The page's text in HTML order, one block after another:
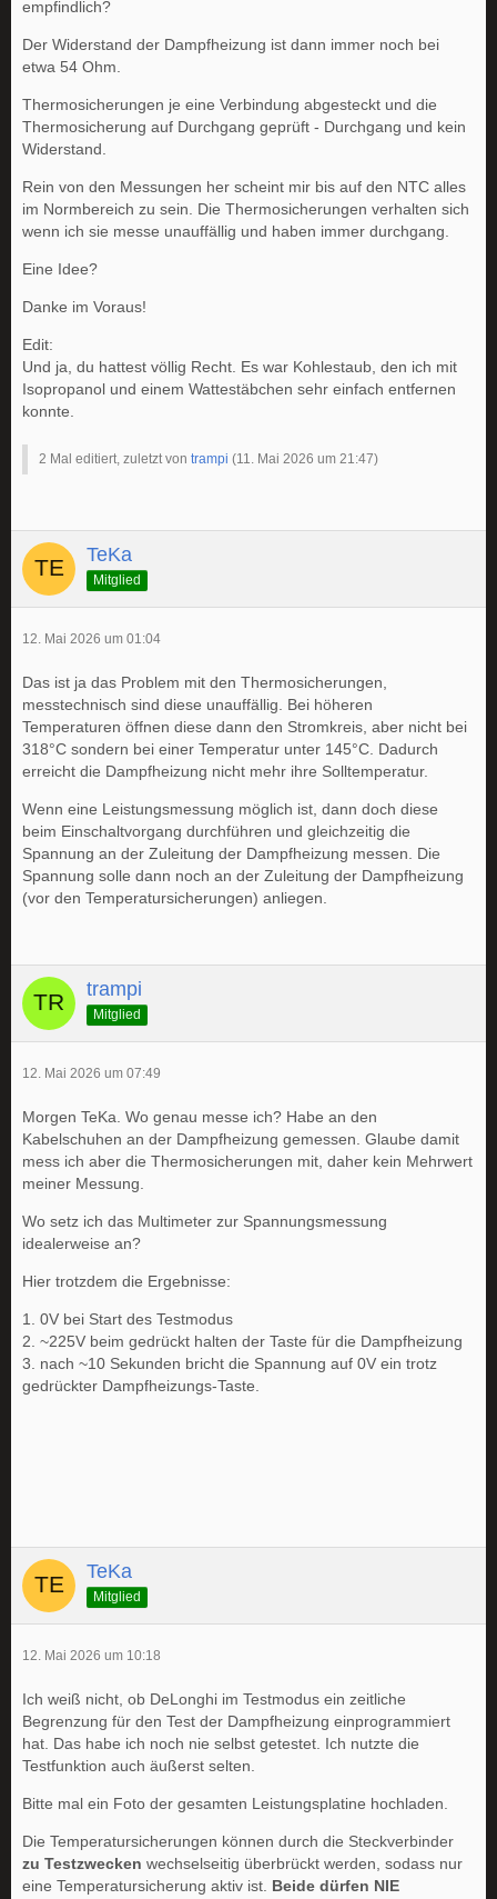
empfindlich?
Der Widerstand der Dampfheizung ist dann immer noch bei
etwa 54 Ohm.
Thermosicherungen je eine Verbindung abgesteckt und die
Thermosicherung auf Durchgang geprüft - Durchgang und kein
Widerstand.
Rein von den Messungen her scheint mir bis auf den NTC alles
im Normbereich zu sein. Die Thermosicherungen verhalten sich
wenn ich sie messe unauffällig und haben immer durchgang.
Eine Idee?
Danke im Voraus!
Edit:
Und ja, du hattest völlig Recht. Es war Kohlestaub, den ich mit
Isopropanol und einem Wattestäbchen sehr einfach entfernen
konnte.
2 Mal editiert, zuletzt von trampi (11. Mai 2026 um 21:47)
TeKa
Mitglied
12. Mai 2026 um 01:04
Das ist ja das Problem mit den Thermosicherungen,
messtechnisch sind diese unauffällig. Bei höheren
Temperaturen öffnen diese dann den Stromkreis, aber nicht bei
318°C sondern bei einer Temperatur unter 145°C. Dadurch
erreicht die Dampfheizung nicht mehr ihre Solltemperatur.
Wenn eine Leistungsmessung möglich ist, dann doch diese
beim Einschaltvorgang durchführen und gleichzeitig die
Spannung an der Zuleitung der Dampfheizung messen. Die
Spannung solle dann noch an der Zuleitung der Dampfheizung
(vor den Temperatursicherungen) anliegen.
trampi
Mitglied
12. Mai 2026 um 07:49
Morgen TeKa. Wo genau messe ich? Habe an den
Kabelschuhen an der Dampfheizung gemessen. Glaube damit
mess ich aber die Thermosicherungen mit, daher kein Mehrwert
meiner Messung.
Wo setz ich das Multimeter zur Spannungsmessung
idealerweise an?
Hier trotzdem die Ergebnisse:
1. 0V bei Start des Testmodus
2. ~225V beim gedrückt halten der Taste für die Dampfheizung
3. nach ~10 Sekunden bricht die Spannung auf 0V ein trotz
gedrückter Dampfheizungs-Taste.
TeKa
Mitglied
12. Mai 2026 um 10:18
Ich weiß nicht, ob DeLonghi im Testmodus ein zeitliche
Begrenzung für den Test der Dampfheizung einprogrammiert
hat. Das habe ich noch nie selbst getestet. Ich nutzte die
Testfunktion auch äußerst selten.
Bitte mal ein Foto der gesamten Leistungsplatine hochladen.
Die Temperatursicherungen können durch die Steckverbinder
zu Testzwecken wechselseitig überbrückt werden, sodass nur
eine Temperatursicherung aktiv ist. Beide dürfen NIE